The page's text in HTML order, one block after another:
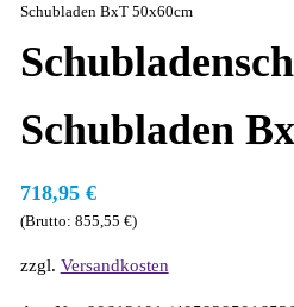
Schubladen BxT 50x60cm
Schubladen
718,95 €
(Brutto: 855,55 €)
zzgl. Versandkosten